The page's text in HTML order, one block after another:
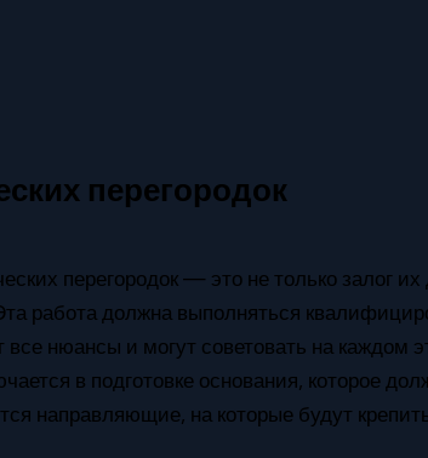
перегородок
перегородок — это не только залог их
работа должна выполняться
нюансы и могут советовать на каждом
в подготовке основания, которое
направляющие, на которые будут